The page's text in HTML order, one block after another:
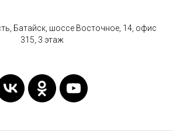
Батайск, шоссе Восточное, 14, офис
315, 3 этаж